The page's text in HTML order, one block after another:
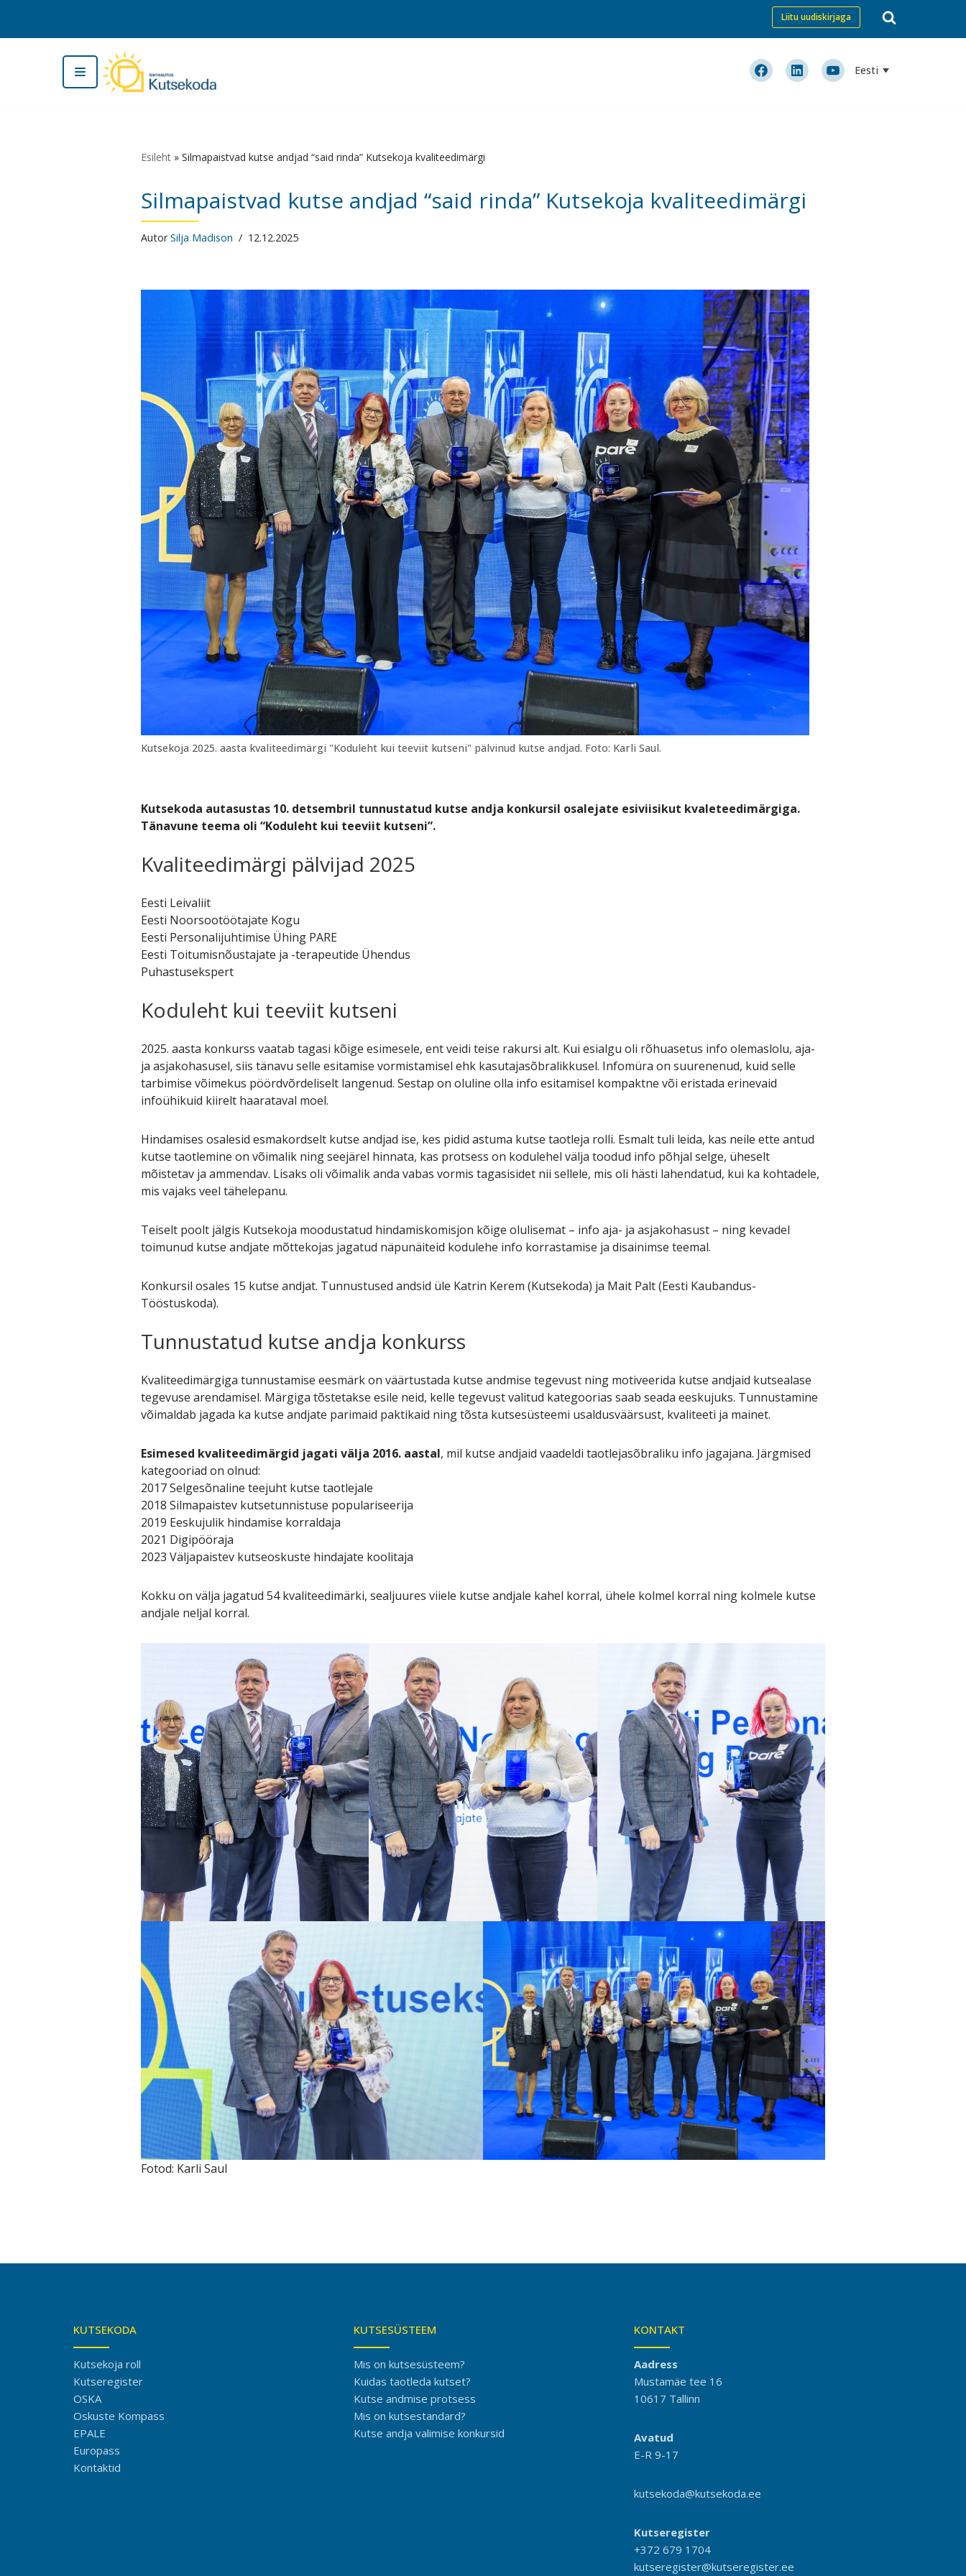
Skip
Liitu uudiskirjaga
Eesti
Esileht» Silmapaistvad kutse andjad “said rinda” Kutsekoja kvaliteedimärgi
Silmapaistvad kutse andjad “said rinda” Kutsekoja kvaliteedimärgi
AutorSilja Madison 12.12.2025
Kutsekoja 2025. aasta kvaliteedimärgi "Koduleht kui teeviit kutseni" pälvinud kutse andjad. Foto: Karli Saul.
Kutsekoda autasustas 10. detsembril tunnustatud kutse andja konkursil osalejate esiviisikut kvaleteedimärgiga.
Tänavune teema oli “Koduleht kui teeviit kutseni”.
Kvaliteedimärgi pälvijad 2025
Eesti Leivaliit
Eesti Noorsootöötajate Kogu
Eesti Personalijuhtimise Ühing PARE
Eesti Toitumisnõustajate ja -terapeutide Ühendus
Puhastusekspert
Koduleht kui teeviit kutseni
2025. aasta konkurss vaatab tagasi kõige esimesele, ent veidi teise rakursi alt. Kui esialgu oli rõhuasetus info olemaslolu, aja-
ja asjakohasusel, siis tänavu selle esitamise vormistamisel ehk kasutajasõbralikkusel. Infomüra on suurenenud, kuid selle
tarbimise võimekus pöördvõrdeliselt langenud. Sestap on oluline olla info esitamisel kompaktne või eristada erinevaid
infoühikuid kiirelt haarataval moel.
Hindamises osalesid esmakordselt kutse andjad ise, kes pidid astuma kutse taotleja rolli. Esmalt tuli leida, kas neile ette antud
kutse taotlemine on võimalik ning seejärel hinnata, kas protsess on kodulehel välja toodud info põhjal selge, üheselt
mõistetav ja ammendav. Lisaks oli võimalik anda vabas vormis tagasisidet nii sellele, mis oli hästi lahendatud, kui ka kohtadele,
mis vajaks veel tähelepanu.
Teiselt poolt jälgis Kutsekoja moodustatud hindamiskomisjon kõige olulisemat – info aja- ja asjakohasust – ning kevadel
toimunud kutse andjate mõttekojas jagatud näpunäiteid kodulehe info korrastamise ja disainimse teemal.
Konkursil osales 15 kutse andjat. Tunnustused andsid üle Katrin Kerem (Kutsekoda) ja Mait Palt (Eesti Kaubandus-
Tööstuskoda).
Tunnustatud kutse andja konkurss
Kvaliteedimärgiga tunnustamise eesmärk on väärtustada kutse andmise tegevust ning motiveerida kutse andjaid kutsealase
tegevuse arendamisel. Märgiga tõstetakse esile neid, kelle tegevust valitud kategoorias saab seada eeskujuks. Tunnustamine
võimaldab jagada ka kutse andjate parimaid paktikaid ning tõsta kutsesüsteemi usaldusväärsust, kvaliteeti ja mainet.
Esimesed kvaliteedimärgid jagati välja 2016. aastal, mil kutse andjaid vaadeldi taotlejasõbraliku info jagajana. Järgmised
kategooriad on olnud:
2017 Selgesõnaline teejuht kutse taotlejale
2018 Silmapaistev kutsetunnistuse populariseerija
2019 Eeskujulik hindamise korraldaja
2021 Digipööraja
2023 Väljapaistev kutseoskuste hindajate koolitaja
Kokku on välja jagatud 54 kvaliteedimärki, sealjuures viiele kutse andjale kahel korral, ühele kolmel korral ning kolmele kutse
andjale neljal korral.
Fotod: Karli Saul
KUTSEKODA
Kutsekoja roll
Kutseregister
OSKA
Oskuste Kompass
EPALE
Europass
Kontaktid
KUTSESÜSTEEM
Mis on kutsesüsteem?
Kuidas taotleda kutset?
Kutse andmise protsess
Mis on kutsestandard?
Kutse andja valimise konkursid
KONTAKT
Aadress
Mustamäe tee 16
10617 Tallinn
Avatud
E-R 9-17
kutsekoda@kutsekoda.ee
Kutseregister
+372 679 1704
kutseregister@kutseregister.ee